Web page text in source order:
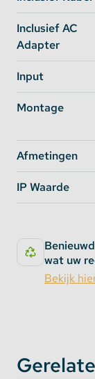
Inclusief AC
Adapter
Input
Montage
Afmetingen
IP Waarde
wat uw
Bekijk